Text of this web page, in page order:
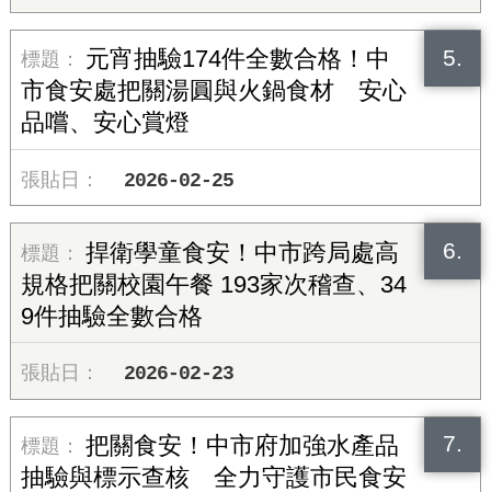
5.
元宵抽驗174件全數合格！中
市食安處把關湯圓與火鍋食材 安心
品嚐、安心賞燈
2026-02-25
6.
捍衛學童食安！中市跨局處高
規格把關校園午餐 193家次稽查、34
9件抽驗全數合格
2026-02-23
7.
把關食安！中市府加強水產品
抽驗與標示查核 全力守護市民食安